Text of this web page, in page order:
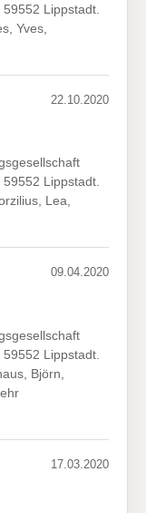
Lippstadt.
Yves,
22.10.2020
Lippstadt.
Lea,
09.04.2020
Lippstadt.
Björn,
17.03.2020